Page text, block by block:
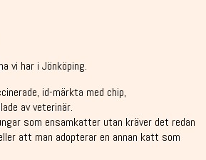
vi har i Jönköping.
id-märkta med chip,
av veterinär.
som ensamkatter utan kräver det redan
att man adopterar en annan katt som